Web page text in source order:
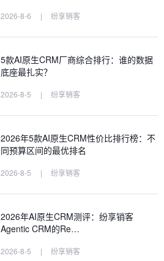
2026-8-6 | 纷享销客
5款AI原生CRM厂商综合排行：谁的数据
底座最扎实？
2026-8-5 | 纷享销客
2026年5款AI原生CRM性价比排行榜：不
同预算区间的最优排名
2026-8-5 | 纷享销客
2026年AI原生CRM测评：纷享销客
Agentic CRM的Re…
2026-8-5 | 纷享销客